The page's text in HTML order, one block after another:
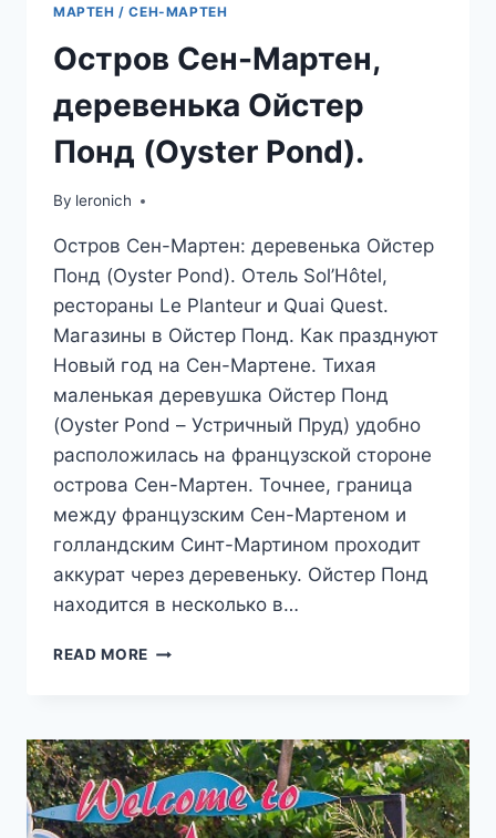
МАРТЕН / СЕН-МАРТЕН
Остров Сен-Мартен,
деревенька Ойстер
Понд (Oyster Pond).
By leronich
Остров Сен-Мартен: деревенька Ойстер
Понд (Oyster Pond). Отель Sol’Hôtel,
рестораны Le Planteur и Quai Quest.
Магазины в Ойстер Понд. Как празднуют
Новый год на Сен-Мартене. Тихая
маленькая деревушка Ойстер Понд
(Oyster Pond – Устричный Пруд) удобно
расположилась на французской стороне
острова Сен-Мартен. Точнее, граница
между французским Сен-Мартеном и
голландским Синт-Мартином проходит
аккурат через деревеньку. Ойстер Понд
находится в несколько в…
READ MORE ОСТРОВ
ОЙСТЕР
ПОНД
(OYSTER
POND).